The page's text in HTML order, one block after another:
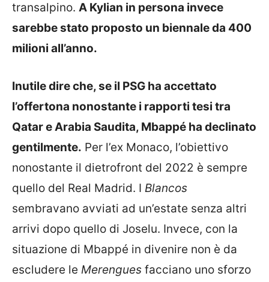
transalpino. A Kylian in persona invece
sarebbe stato proposto un biennale da 400
milioni all’anno.
Inutile dire che, se il PSG ha accettato
l’offertona nonostante i rapporti tesi tra
Qatar e Arabia Saudita, Mbappé ha declinato
gentilmente. Per l’ex Monaco, l’obiettivo
nonostante il dietrofront del 2022 è sempre
quello del Real Madrid. I Blancos
sembravano avviati ad un’estate senza altri
arrivi dopo quello di Joselu. Invece, con la
situazione di Mbappé in divenire non è da
escludere le Merengues facciano uno sforzo